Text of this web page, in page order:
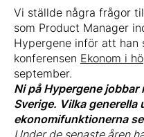
Vi ställde några frågor
som Product Manager
Hypergene inför att han
konferensen Ekonom i
september.
Ni på Hypergene jobbar
Sverige. Vilka generella
ekonomifunktionerna
Under de senaste åren